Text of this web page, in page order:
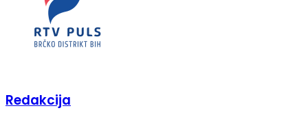
Redakcija